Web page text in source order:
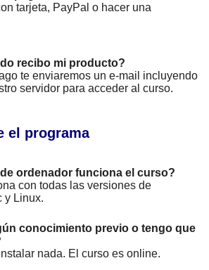
tarjeta, PayPal o hacer una
recibo mi producto?
te enviaremos un e-mail incluyendo
servidor para acceder al curso.
el programa
ordenador funciona el curso?
con todas las versiones de
y Linux.
conocimiento previo o tengo que
nada. El curso es online.